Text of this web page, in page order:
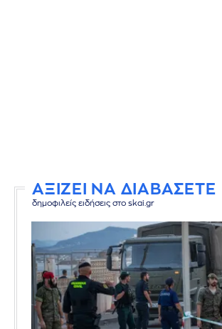
ΑΞΙΖΕΙ ΝΑ ΔΙΑΒΑΣΕΤΕ
δημοφιλείς ειδήσεις στο skai.gr